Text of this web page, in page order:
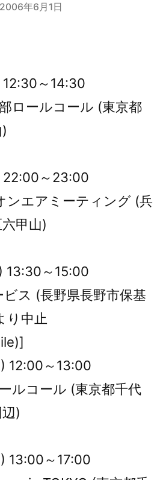
2006年6月1日
～14:30
ロールコール (東京都
～23:00
ンエアミーティング (兵
甲山)
～15:00
ス (長野県長野市保基
り中止
12:00～13:00
ルコール (東京都千代
)
13:00～17:00